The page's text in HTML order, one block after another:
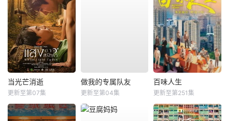
当光芒消逝
更新至第07集
做我的专属队友
更新至第04集
百味人生
更新至第251集